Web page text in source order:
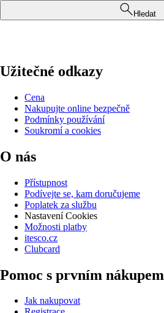
Hledat
Užitečné odkazy
Cena
Nakupujte online bezpečně
Podmínky používání
Soukromí a cookies
O nás
Přístupnost
Podívejte se, kam doručujeme
Poplatek za službu
Nastavení Cookies
Možnosti platby
itesco.cz
Clubcard
Pomoc s prvním nákupem
Jak nakupovat